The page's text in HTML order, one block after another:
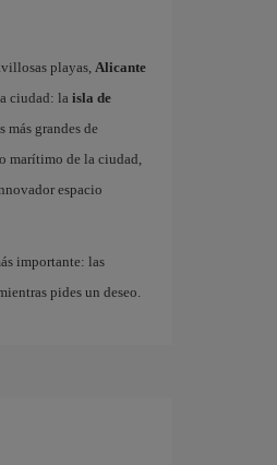
playas,Alicante
ciudad: la isla de
grandes de
marítimo de la ciudad,
espacio
importante: las
pides un deseo.